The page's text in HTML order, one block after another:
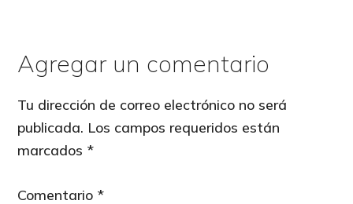
Reader
Interactions
Agregar un comentario
Tu dirección de correo electrónico no será
publicada. Los campos requeridos están
marcados *
Comentario *